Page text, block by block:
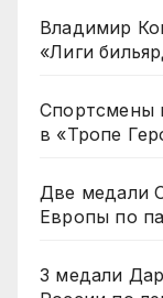
Владимир
«Лиги
Спортсмены
в «Тропе
Две медали
Европы по
3 медали